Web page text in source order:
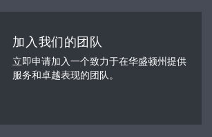
加入我们的团队
立即申请加入一个致力于在华盛顿州提供
服务和卓越表现的团队。